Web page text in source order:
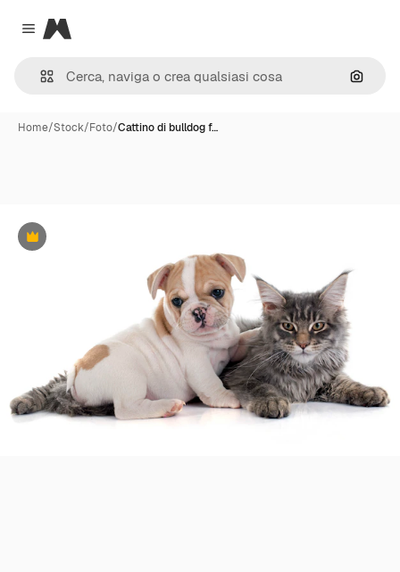
Close menu
Magnific
Cerca
Home/Stock/Foto/Cattino di bulldog f…
Premium